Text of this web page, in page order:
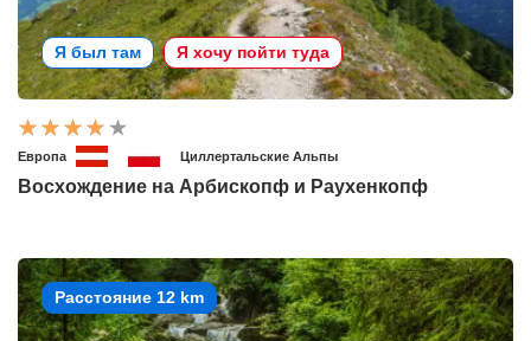
Я был там Я хочу пойти туда
Европа Циллертальские Альпы
Восхождение на Арбископф и Раухенкопф
Расстояние 12 km